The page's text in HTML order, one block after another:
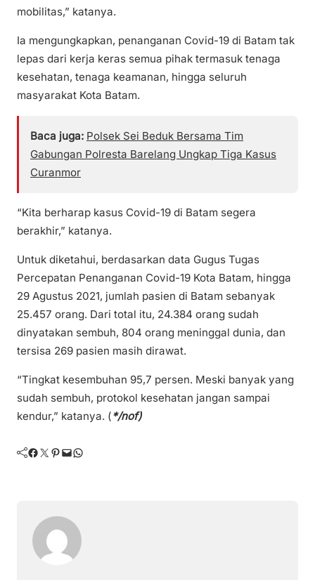
mobilitas,” katanya.
Ia mengungkapkan, penanganan Covid-19 di Batam tak
lepas dari kerja keras semua pihak termasuk tenaga
kesehatan, tenaga keamanan, hingga seluruh
masyarakat Kota Batam.
Baca juga: Polsek Sei Beduk Bersama Tim
Gabungan Polresta Barelang Ungkap Tiga Kasus
Curanmor
“Kita berharap kasus Covid-19 di Batam segera
berakhir,” katanya.
Untuk diketahui, berdasarkan data Gugus Tugas
Percepatan Penanganan Covid-19 Kota Batam, hingga
29 Agustus 2021, jumlah pasien di Batam sebanyak
25.457 orang. Dari total itu, 24.384 orang sudah
dinyatakan sembuh, 804 orang meninggal dunia, dan
tersisa 269 pasien masih dirawat.
“Tingkat kesembuhan 95,7 persen. Meski banyak yang
sudah sembuh, protokol kesehatan jangan sampai
kendur,” katanya. (*/nof)
Facebook Twitter Pinterest Mail WhatsApp